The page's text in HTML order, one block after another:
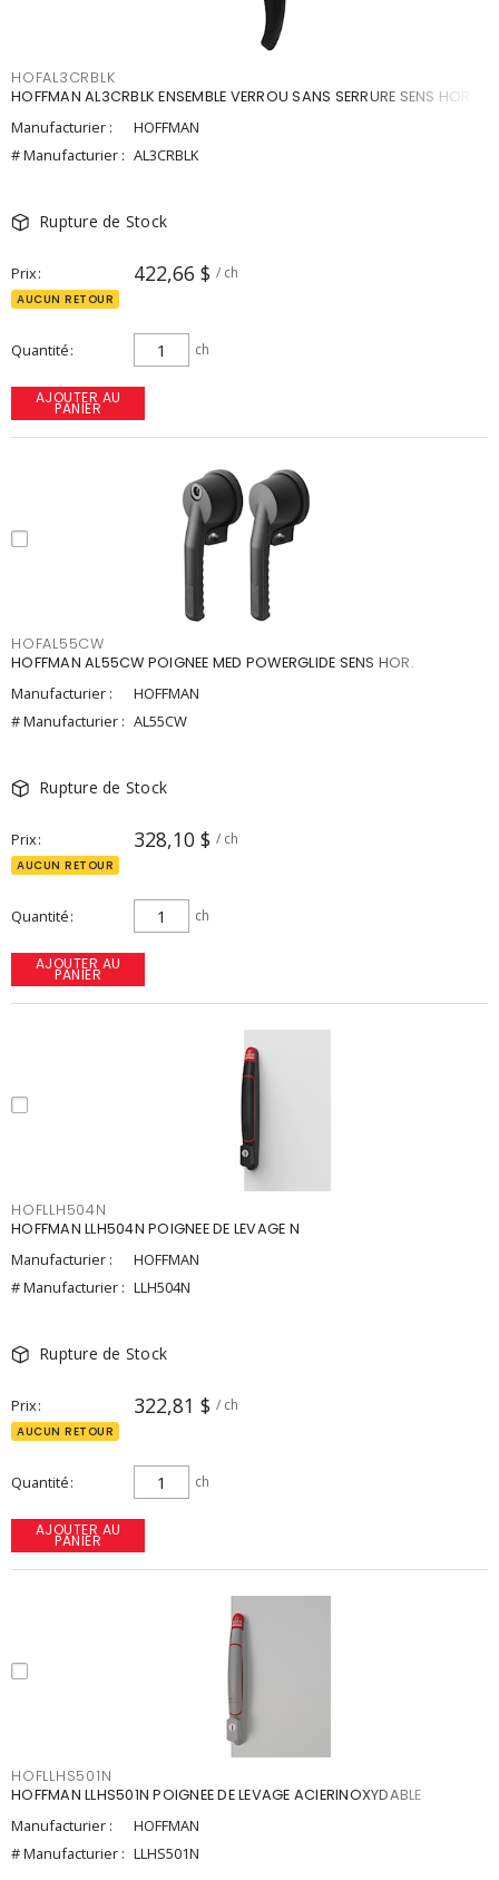
HOFAL3CRBLK
HOFFMAN AL3CRBLK ENSEMBLE VERROU SANS SERRURE SENS HOR.
Manufacturier :
HOFFMAN
# Manufacturier : AL3CRBLK
Rupture de Stock
Prix 422,66 $ / ch
AUCUN RETOUR
Quantité ch
AJOUTER AU
PANIER
HOFAL55CW
HOFFMAN AL55CW POIGNEE MED POWERGLIDE SENS HOR.
Manufacturier :
HOFFMAN
# Manufacturier : AL55CW
Rupture de Stock
Prix 328,10 $ / ch
AUCUN RETOUR
Quantité ch
AJOUTER AU
PANIER
HOFLLH504N
HOFFMAN LLH504N POIGNEE DE LEVAGE N
Manufacturier :
HOFFMAN
# Manufacturier : LLH504N
Rupture de Stock
Prix 322,81 $ / ch
AUCUN RETOUR
Quantité ch
AJOUTER AU
PANIER
HOFLLHS501N
HOFFMAN LLHS501N POIGNEE DE LEVAGE ACIERINOXYDABLE
Manufacturier :
HOFFMAN
# Manufacturier : LLHS501N